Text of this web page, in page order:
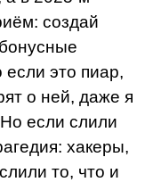
создай
это пиар,
о ней, даже я
если слили
хакеры,
то, что и